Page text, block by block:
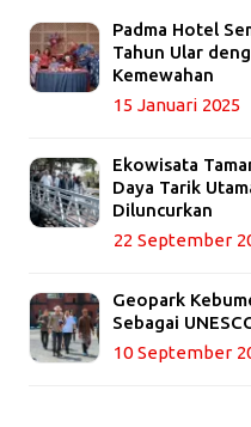
Padma Hotel
Tahun Ular
Kemewahan
15 Januari 2025
Ekowisata
Daya Tarik
Diluncurkan
22 September
Geopark
Sebagai
10 September